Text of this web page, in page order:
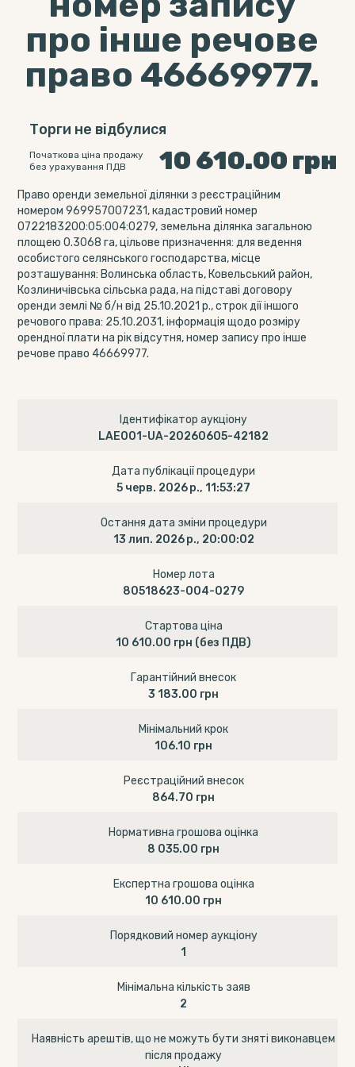
про інше речове
право 46669977.
Торги не відбулися
Початкова ціна продажу
без урахування ПДВ
10 610.00 грн
Право оренди земельної ділянки з реєстраційним
номером 969957007231, кадастровий номер
0722183200:05:004:0279, земельна ділянка загальною
площею 0.3068 га, цільове призначення: для ведення
особистого селянського господарства, місце
розташування: Волинська область, Ковельський район,
Козлиничівська сільська рада, на підставі договору
оренди землі № б/н від 25.10.2021 р., строк дії іншого
речового права: 25.10.2031, інформація щодо розміру
орендної плати на рік відсутня, номер запису про інше
речове право 46669977.
Ідентифікатор аукціону
LAE001-UA-20260605-42182
Дата публікації процедури
5 черв. 2026 р., 11:53:27
Остання дата зміни процедури
13 лип. 2026 р., 20:00:02
Номер лота
80518623-004-0279
Стартова ціна
10 610.00 грн (без ПДВ)
Гарантійний внесок
3 183.00 грн
Мінімальний крок
106.10 грн
Реєстраційний внесок
864.70 грн
Нормативна грошова оцінка
8 035.00 грн
Експертна грошова оцінка
10 610.00 грн
Порядковий номер аукціону
1
Мінімальна кількість заяв
2
Наявність арештів, що не можуть бути зняті виконавцем
після продажу